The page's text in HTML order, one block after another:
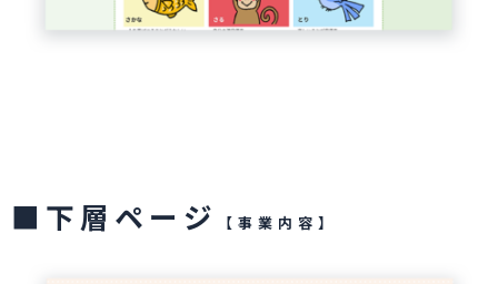
■下層ページ 【事業内容】